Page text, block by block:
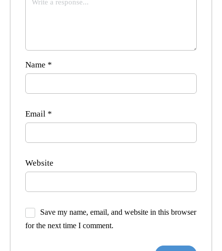
Name *
Email *
Website
Save my name, email, and website in this browser
for the next time I comment.